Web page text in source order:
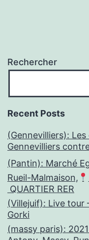
Rechercher
Recent Posts
(Gennevilliers):
Gennevilliers
(Pantin): Marché
Rueil-Malmaison,
QUARTIER RER
(Villejuif): Live tour
Gorki
(massy paris):